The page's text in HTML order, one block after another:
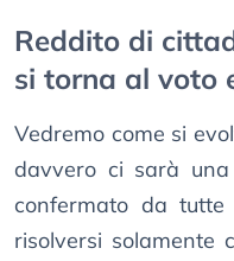
Reddito di
si torna al voto
Vedremo come si
davvero ci sarà
confermato da
risolversi solamente